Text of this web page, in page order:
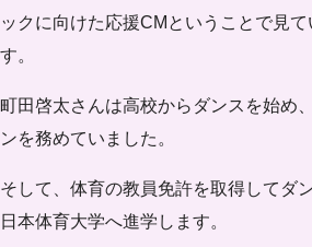
ックに向けた応援CMということで見
す。
町田啓太さんは高校からダンスを始め
ンを務めていました。
そして、体育の教員免許を取得してダ
日本体育大学へ進学 します。